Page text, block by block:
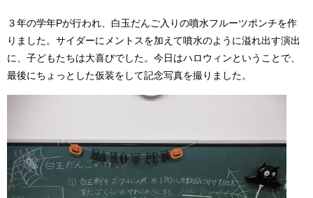
３年の学年Pが行われ、白玉だんご入りの噴水フルーツポンチを作
りました。サイダーにメントスを加えて噴水のように溢れ出す演出
に、子どもたちは大喜びでした。今日はハロウィンということで、
最後にちょっとした仮装をして記念写真を撮りました。